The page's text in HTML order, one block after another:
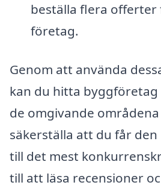
beställa flera offerter
företag.
Genom att använda
kan du hitta byggföretag
de omgivande
säkerställa att du får
till det mest
till att läsa recensioner